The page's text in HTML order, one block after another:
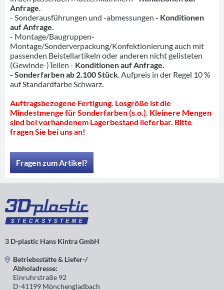
Anfrage
- Sonderausführungen und -abmessungen - Konditionen
auf Anfrage
- Montage/Baugruppen-
Montage/Sonderverpackung/Konfektionierung auch mit
passenden Beistellartikeln oder anderen nicht gelisteten
(Gewinde-)Teilen - Konditionen auf Anfrage.
- Sonderfarben ab 2.100 Stück . Aufpreis in der Regel 10 %
auf Standardfarbe Schwarz.
Auftragsbezogene Fertigung. Losgröße ist die
Mindestmenge für Sonderfarben (s.o.). Kleinere Mengen
sind bei vorhandenem Lagerbestand lieferbar. Bitte
fragen Sie bei uns an!
Fragen zum Artikel?
3 D-plastic Hans Kintra GmbH
Betriebsstätte & Liefer-/
Abholadresse:
Einruhrstraße 92
D-41199 Mönchengladbach